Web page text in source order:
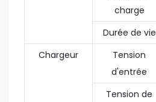
charge
Durée de vie
Chargeur
Tension
d'entrée
Tension de